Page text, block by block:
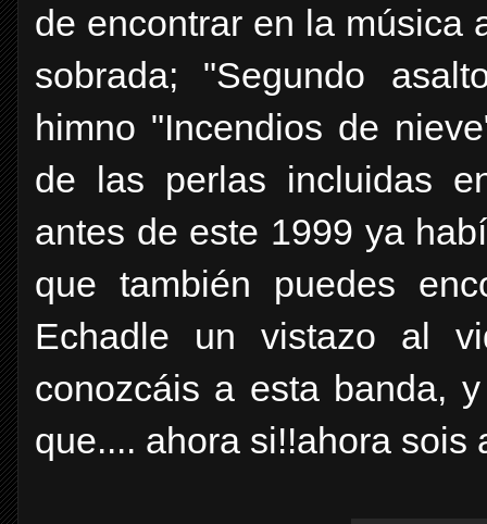
de encontrar en la música
sobrada; "Segundo
himno "Incendios de
de las perlas incluidas
antes de este 1999 ya
que también puedes
Echadle un vistazo al
conozcáis a esta banda,
que.... ahora si!!ahora sois